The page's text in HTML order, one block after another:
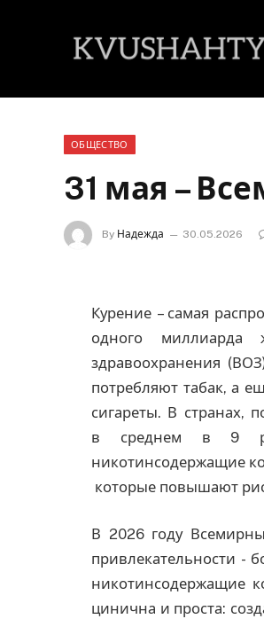
ОБЩЕСТВО
31 мая –
By Надежда 30.05.2026
Курение – самая
одного миллиарда
здравоохранения
потребляют табак, а
сигареты. В странах,
в среднем в 9
никотинсодержащие
которые повышают
В 2026 году
привлекательности -
никотинсодержащие
цинична и проста: